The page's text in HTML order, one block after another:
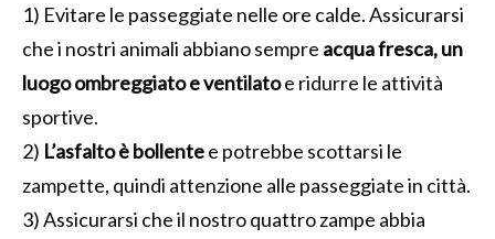
1) Evitare le passeggiate nelle ore calde. Assicurarsi
che i nostri animali abbiano sempre acqua fresca, un
luogo ombreggiato e ventilatoe ridurre le attività
sportive.
2) L’asfalto è bollentee potrebbe scottarsi le
zampette, quindi attenzione alle passeggiate in città.
3) Assicurarsi che il nostro quattro zampe abbia